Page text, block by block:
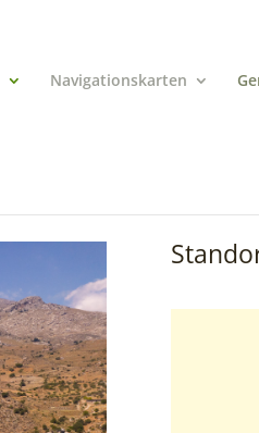
Navigationskarten